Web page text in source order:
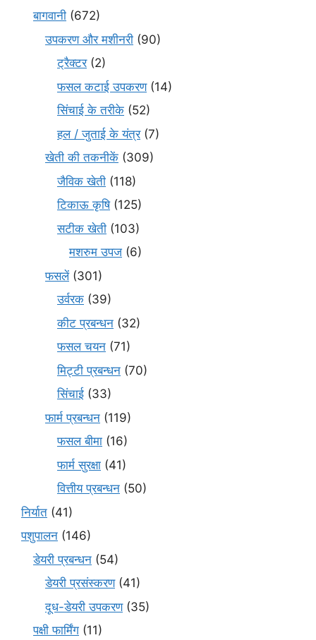
बागवानी (672)
उपकरण और मशीनरी (90)
ट्रैक्टर(2)
फसल कटाई उपकरण(14)
सिंचाई के तरीके (52)
हल / जुताई के यंत्र(7)
खेती की तकनीकें (309)
जैविक खेती (118)
टिकाऊ कृषि(125)
सटीक खेती (103)
मशरुम उपज (6)
फसलें(301)
उर्वरक (39)
कीट प्रबन्धन (32)
फसल चयन (71)
मि‌ट्टी प्रबन्धन (70)
सिंचाई (33)
फार्म प्रबन्धन (119)
फसल बीमा (16)
फार्म सुरक्षा (41)
वित्तीय प्रबन्धन (50)
निर्यात (41)
पशुपालन (146)
डेयरी प्रबन्धन (54)
डेयरी प्रसंस्करण(41)
दूध-डेयरी उपकरण(35)
पक्षी फार्मिंग (11)